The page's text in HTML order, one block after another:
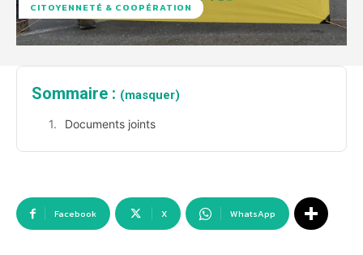
CITOYENNETÉ & COOPÉRATION
Sommaire : (masquer)
Documents joints
Facebook X WhatsApp